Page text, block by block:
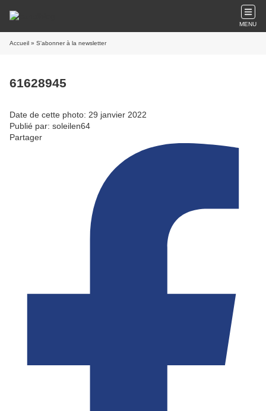
MENU
Accueil » S'abonner à la newsletter
61628945
Date de cette photo: 29 janvier 2022
Publié par: soleilen64
Partager